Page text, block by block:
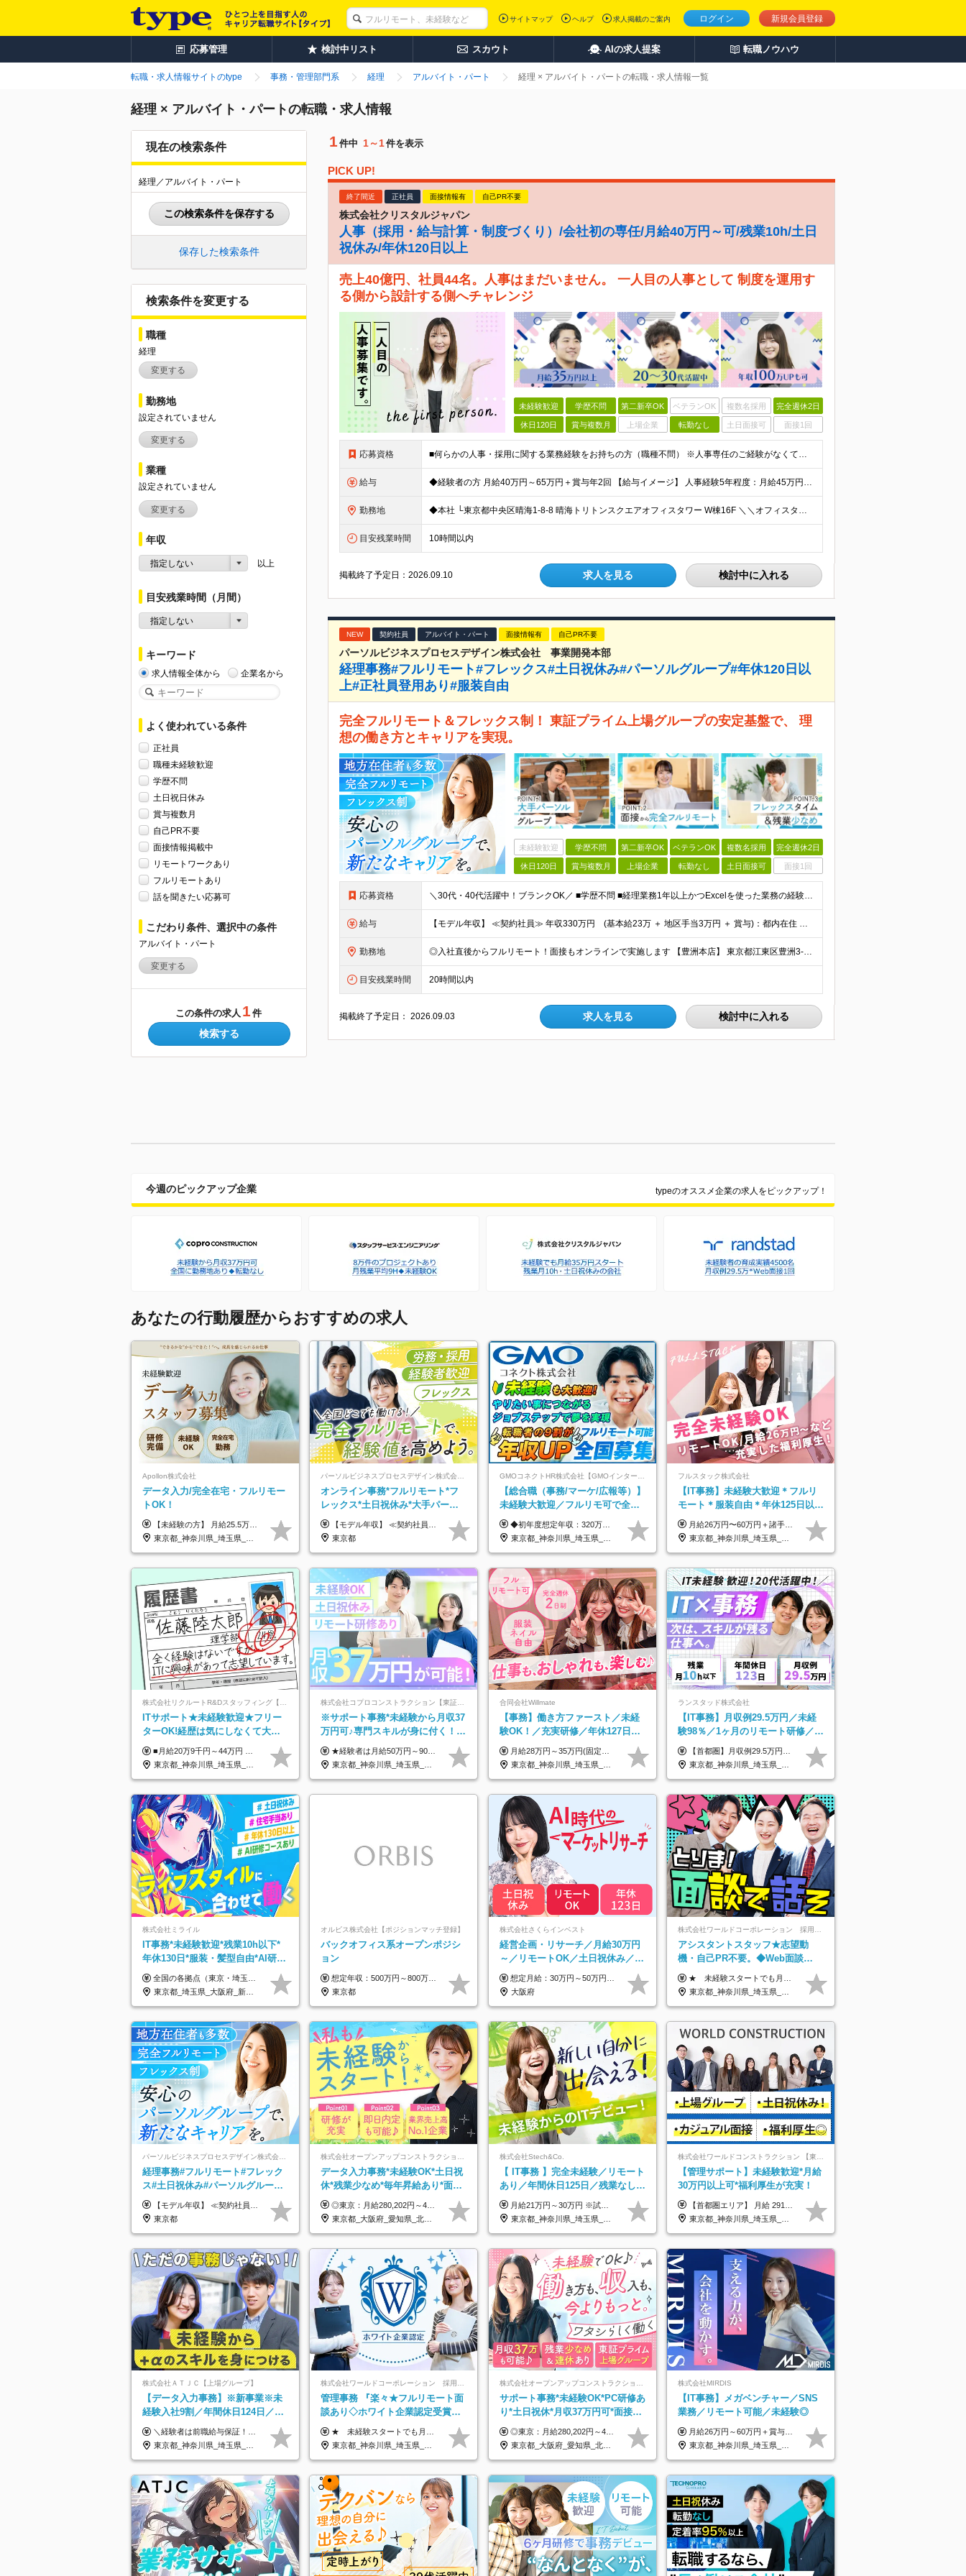
ログイン 新規会員登録
サイトマップ ヘルプ 求人掲載のご案内
応募管理 検討中リスト スカウト AIの求人提案 転職ノウハウ
転職・求人情報サイトのtype 事務・管理部門系 経理 アルバイト・パート 経理 × アルバイト・パートの転職・求人情報一覧
経理 × アルバイト・パートの転職・求人情報
現在の検索条件
経理／アルバイト・パート
この検索条件を保存する
保存した検索条件
検索条件を変更する
職種
経理
変更する
勤務地
設定されていません
変更する
業種
設定されていません
変更する
年収
指定しない 以上
目安残業時間（月間）
指定しない
キーワード
求人情報全体から 企業名から
よく使われている条件
正社員
職種未経験歓迎
学歴不問
土日祝日休み
賞与複数月
自己PR不要
面接情報掲載中
リモートワークあり
フルリモートあり
話を聞きたい応募可
こだわり条件、選択中の条件
アルバイト・パート
変更する
この条件の求人 1 件
検索する
1 件中 1～1件を表示
PICK UP!
終了間近 正社員 面接情報有 自己PR不要
株式会社クリスタルジャパン
人事（採用・給与計算・制度づくり）/会社初の専任/月給40万円～可/残業10h/土日
祝休み/年休120日以上
売上40億円、社員44名。人事はまだいません。 一人目の人事として 制度を運用す
る側から設計する側へチャレンジ
未経験歓迎 学歴不問 第二新卒OK ベテランOK 複数名採用 完全週休2日
休日120日 賞与複数月 上場企業 転勤なし 土日面接可 面接1回
応募資格 ■何らかの人事・採用に関する業務経験をお持ちの方（職種不問） ※人事専任のご経験がなくても構いません。 総務や経理と兼務などで採用や労務に携わっていたという方も歓迎します ■学歴不問 ＜こんな方
給与 ◆経験者の方 月給40万円～65万円＋賞与年2回 【給与イメージ】 人事経験5年程度：月給45万円～ ◆未経験の方 月給35万円～65万円＋賞与年2回 ※経験・スキルを考慮のうえ、優遇いたします
勤務地 ◆本社 └東京都中央区晴海1-8-8 晴海トリトンスクエアオフィスタワー W棟16F ＼＼オフィスタワー内には商業施設が多数併設／／ カフェやレストラン、コンビニやスーパー、 100円ショップなど様
目安残業時間 10時間以内
掲載終了予定日：2026.09.10 求人を見る 検討中に入れる
NEW 契約社員 アルバイト・パート 面接情報有 自己PR不要
パーソルビジネスプロセスデザイン株式会社 事業開発本部
経理事務#フルリモート#フレックス#土日祝休み#パーソルグループ#年休120日以
上#正社員登用あり#服装自由
完全フルリモート＆フレックス制！ 東証プライム上場グループの安定基盤で、 理
想の働き方とキャリアを実現。
未経験歓迎 学歴不問 第二新卒OK ベテランOK 複数名採用 完全週休2日
休日120日 賞与複数月 上場企業 転勤なし 土日面接可 面接1回
応募資格 ＼30代・40代活躍中！ブランクOK／ ■学歴不問 ■経理業務1年以上かつExcelを使った業務の経験がある方 ■安定した通信環境（通信速度が10Mbps以上）をお持ちの方 ＼こんな方にピッタリ／
給与 【モデル年収】 ≪契約社員≫ 年収330万円 (基本給23万 ＋ 地区手当3万円 ＋ 賞与)：都内在住 年収264万円 (基本給21万 ＋ 賞与)：静岡県在住 --------------- ●月給
勤務地 ◎入社直後からフルリモート！面接もオンラインで実施します 【豊洲本店】 東京都江東区豊洲3-2-20 豊洲フロント 7F ※(変更の範囲)上記を除く当社関連勤務地
目安残業時間 20時間以内
掲載終了予定日：2026.09.03 求人を見る 検討中に入れる
今週のピックアップ企業 typeのオススメ企業の求人をピックアップ！
あなたの行動履歴からおすすめの求人
Apollon株式会社
データ入力/完全在宅・フルリモー
トOK！
【未経験の方】 月給25.5万円以上＋各種手当 【事務経験3年以上の方】 月給28万円以上＋各種手当 ※経験・スキル・年齢を考慮の上、決定します ※試用期間：3ヶ月(雇用形態は正社員、給与・待遇に変更はありません) ※残業代は全額別途支給 ※昇給：年1回（査定あり） ※賞与：年3回（業績に応じて支給） ＼努力がしっかり評価される環境です！／ 「どんなスキルを身につければ昇給できるか」が明確だから、 着実に成長しながら収入アップを目指せます。
東京都_神奈川県_埼玉県_千葉県_大阪府_愛知県_北海道_青森県_岩手県_宮城県_秋田県_山形県_福島県_茨城県_栃木県_群馬県_新潟県_山梨県_長野県_富山県_石川県_福井県_静岡県_岐阜県_三重県_兵庫県_京都府_滋賀県_奈良県_和歌山県_広島県_岡山県_鳥取県_島根県_山口県_徳島県_香川県_愛媛県_高知県_福岡県_熊本県_佐賀県_長崎県_大分県_宮崎県_鹿児島県_沖縄県
オンライン事務*フルリモート*フ
レックス*土日祝休み*大手パーソ
ルグループ*オンライン面接*30～
40代活躍中
【モデル年収】 ≪契約社員≫ 年収330万円 (基本給23万 ＋ 地区手当3万円 ＋ 賞与)：都内在住 年収264万円 (基本給21万 ＋ 賞与)：静岡県在住 --------------- ●月給21万円～28万9900円＋賞与（年2回）＋各種手当 ●1年目想定給与：年収264万円～364万円 ●経験やスキルに応じて優遇します！ ※お住まいの地域により0～3万円の地区手当を支給しております ※試用期間中（3ヶ月間）の雇用形態および待遇に差異はありません ※残業代については選考時に詳細をご説明します ※通算契約期間の上限は5年となります ≪アルバイト≫ ●時給1,250円～2,300円 ●経験やスキルに応じて優遇します！ ●ご希望に応じ、扶養内での勤務も可能です！ ※試用期間中の雇用形態および待遇に差異はありません
東京都
【総合職（事務/マーケ/広報等）】
未経験大歓迎／フルリモ可で全国
募集！年収アップ多数★年休最大
130日★
◆初年度想定年収：320万円〜840万円 【関東／一都三県】月給24万円〜70万円 【関西・東海地方】月給23万円〜65万円 【その他の地方等】月給22万円〜60万円 ※ご経験・スキル・前職給与などを考慮の上決定いたします。 ◉固定残業代制（固定残業代10,000円含） 固定残業代は7時間分・時間超過分は追加支給 ≪月給例≫ ・月給54万円（29歳／入社3年目） ・月給38万円（26歳／入社2年目） ・月給28万円（24歳／入社1年目） ※試用期間は6ヶ月で、その間の雇用形態は契約社員です。そのほかの条件に変更はありません。
東京都_神奈川県_埼玉県_千葉県_大阪府_愛知県_北海道_青森県_岩手県_宮城県_秋田県_山形県_福島県_茨城県_栃木県_群馬県_新潟県_山梨県_長野県_富山県_石川県_福井県_静岡県_岐阜県_三重県_兵庫県_京都府_滋賀県_奈良県_和歌山県_広島県_岡山県_鳥取県_島根県_山口県_徳島県_香川県_愛媛県_高知県_福岡県_熊本県_佐賀県_長崎県_大分県_宮崎県_鹿児島県_沖縄県
フルスタック株式会社
【IT事務】未経験大歓迎＊フルリ
モート＊服装自由＊年休125日以上
＊残業なし＊月給26万円以上
月給26万円〜60万円＋諸手当＋インセンティブ（２種）＋賞与 ★Point 設立から9ヶ月で全社員2万円の昇給実績 ※成果はしっかりと還元いたします！ ★Point 100％年収UPでの待遇提示も可能！ ※経験者であれば、100％年収アップも実現可能です。 ※試用期間最大2ヶ月/月給22万円〜
東京都_神奈川県_埼玉県_千葉県_茨城県
株式会社リクルートR&Dスタッフィング【リクルートグループ】
ITサポート★未経験歓迎★フリー
ターOK!経歴は気にしなくて大丈
夫★超大手リクルートグループの
正社員/sg
■月給20万9千円～44万円 ※経験・能力・前給を考慮の上、決定いたします ※時間外手当100％支給 ※派遣就業先が変更となる場合には、就業規則、労使協定等に基づき賃金が変更となる可能性があります 「とにかく私生活重視」「残業があっても稼ぎたい」といった希望も配属の際に考慮します。 ＜手当＞ ■職務担当手当 ■通勤手当（上限月3万円） ■残業手当（全額支給） ■住宅手当（5割を会社負担／就業規則に定めるところによる） ■扶養手当 ■別居手当 ■資格試験受講料補助（資格ごとに社内規定により決定） ■資格取得奨励金 （資格により2万円～20万円の祝金支給） ◎一例 ・基本情報技術者（5万円） ・プロジェクトマネージャー試験（10万円） ・応用情報技術者試験（10万円） ・ITストラテジスト試験（10万円） ・エンベデッドシステムスペシャリスト試験（10万円） ・ディジタル技術検定（情報1級：10万円、制御1級：10万円、情報2級、制御2級：5万円 ・TOEIC（R）テスト（600～729点：5万円、 730～799点：10万円、800点以上：15万円） など
東京都_神奈川県_埼玉県_千葉県_大阪府_愛知県_青森県_岩手県_宮城県_秋田県_山形県_福島県_茨城県_栃木県_群馬県_山梨県_長野県_福井県_静岡県_岐阜県_三重県_兵庫県_京都府_滋賀県_奈良県_広島県_岡山県_山口県_香川県_福岡県_熊本県_佐賀県_長崎県_大分県_宮崎県_鹿児島県
株式会社コプロコンストラクション【東証プライム上場コプロ・ホールディングス子会社】
※サポート事務*未経験から月収37
万円可♪専門スキルが身に付く！
Web面接＆リモート研修も充実♪/a
★経験者は月給50万円～90万円 【首都圏】 月給30万1230円〜 ⇒基本22万7000円+地域6万4230円+皆勤1万円 【群馬/栃木/茨城】 月給28万1090円〜 ⇒基本23万4000円+地域3万7090円+皆勤1万円 【大阪/京都/兵庫】 月給30万130円〜 ⇒基本23万5000円+地域5万5130円+皆勤1万円 【静岡/愛知/岐阜/三重】 月給28万5840円〜 ⇒基本23万円+地域4万5840円+皆勤1万円 【北海道】 月給25万2960円〜 ⇒基本22万4000円+地域1万8960円+皆勤1万円 【福岡/佐賀/長崎/大分/熊本】 月給25万800円〜 ⇒基本21万8000円+地域2万2800円+皆勤1万円 【宮城/山形/福島】 月給25万580円〜 ⇒基本21万8000円+地域2万2580円+皆勤1万円 【広島/岡山/山口】 月給27万1090円〜 ⇒基本23万4000円+地域2万7090円+皆勤1万円 ※残業代は1分単位で全額支給（みなし残業制度なし） ※上記給与は最低支給額です。経験・能力に応じて決定致します ※試用期間1ヶ月、最大6ヶ月まで延長する可能性あり(条件変更なし) ※今期より新賃金体系へ移行しました。詳細は面接時にご説明します
東京都_神奈川県_埼玉県_大阪府_愛知県_北海道_宮城県_広島県_福岡県
合同会社Willmate
【事務】働き方ファースト／未経
験OK！／充実研修／年休127日～
／残業なし／平均20代／リモート
OK
月給28万円～35万円(固定残業代含む)+インセンティブ＋各種手当 ※経験・能力等を考慮の上、決定します。 ※残業はほとんどありませんが、発生した場合は時間外手当を100％支給します。 【固定残業代について】 なし（残業代は、実際の労働時間に応じて別途全額支給）
東京都_神奈川県_埼玉県_千葉県_大阪府_愛知県_北海道_青森県_岩手県_宮城県_秋田県_山形県_福島県_茨城県_栃木県_群馬県_新潟県_山梨県_長野県_富山県_石川県_福井県_静岡県_岐阜県_三重県_兵庫県_京都府_滋賀県_奈良県_和歌山県_広島県_岡山県_鳥取県_島根県_山口県_徳島県_香川県_愛媛県_高知県_福岡県_熊本県_佐賀県_長崎県_大分県_宮崎県_鹿児島県_沖縄県_海外
ランスタッド株式会社
【IT事務】月収例29.5万円／未経
験98％／1ヶ月のリモート研修／既
卒・第二新卒歓迎／年間休日123
日/OW
【首都圏】月収例29.5万円（月給26万円＋諸手当） 【東海・関西】月収例28.5万円（月給25万円＋諸手当） 【九州】月収例26万円（月給23万円＋諸手当） ※経験・スキル・前職給与を踏まえ、総合的に判断して決定します。 例：首都圏 月収例31万円（月給27万円＋諸手当） ◆各種手当 ・通勤手当（上限4万円まで） ・残業代手当（1分単位で全額支給） ※固定残業代制は採用しておりません ・資格取得支援 ◆昇給：年1回 ◆補足 ・研修中1ヶ月間は、時給1670円となります。 ・試用期間6ヶ月あり。その間の待遇に変更はありません。 ※詳細は面接時にご案内します。
東京都_神奈川県_埼玉県_千葉県_大阪府_愛知県_兵庫県_京都府_福岡県
株式会社ミライル
IT事務*未経験歓迎*残業10h以下*
年休130日*服装・髪型自由*AI研修
あり*住宅手当あり*転勤なし
全国の各拠点（東京・埼玉・新潟・福岡・大阪）で募集中！ 給与は以下の通り、勤務地により異なります。 新潟勤務の場合 201,000円〜201,000円（試用期間変更なし）＋賞与 東京・埼玉勤務の場合 225,000円〜250,000円（試用期間 220,000円）＋賞与 福岡勤務の場合 182,000円〜220,000円（試用期間182,000円）＋賞与 大阪勤務の場合 210,000円〜210,000円（試用期間変更なし）＋賞与 初年度想定年収：280～300万円 ※残業代は全額支給します（1分単位でお支払いします） ※試用期間6ヵ月。試用期間中でも条件変わらず。 ※土日祝含めた勤務可能な方は、土日手当10,000円（毎月）を別途支給。
東京都_埼玉県_大阪府_新潟県_福岡県
オルビス株式会社【ポジションマッチ登録】
バックオフィス系オープンポジシ
ョン
想定年収：500万円～800万円 ※ご経験やスキルに応じて決定します。 ※上記想定年収はあくまでも目安の金額であり、 選考を通じて上下する可能性があります。
東京都
株式会社さくらインベスト
経営企画・リサーチ／月給30万円
～／リモートOK／土日祝休み／生
成AIを活用できる方歓迎
想定月給：30万円～50万円程度＋各種手当＋賞与年2回 ※想定年収：400万円～600万円 ※経験・能力等考慮の上、規定により優遇 ※上記月給には固定残業代を含みます。固定残業代は、時間外労働の有無に関わらず月10時間分（月2.2万円（月収30万円の場合）～3.6万円（月収50万円の場合））を支給し、超過分は追加で支給します ※試用期間2ヶ月（待遇に差異なし） 【固定残業代について】 固定残業10時間分（22,000円～36,000円）を含む ※超過分は別途全額支給
大阪府
アシスタントスタッフ★志望動
機・自己PR不要。◆Web面談
OK◆完全週休2日◆年収700万円
可/p13
★ 未経験スタートでも月収40万円以上も目指せます！ ★ ★ 試用期間6か月あり／給与・待遇に変更なし ★ ＼パターン①orパターン②で給与形態の選択が可能／ ＜パターン①＞ 月給+交通費+（残業代は全額別途支給） 【首都圏・関東・北信越】 月給30.0万円以上 【関西】 月給27.5万円以上 【中部】 月給26.5万円以上 【東北】 月給24.5万円以上 【北海道】 月給24.0万円以上 【九州・中四国】 月給25.5万円以上 ＜パターン②＞ 月給（固定残業代20H含む）+交通費+賞与年2回+残業代 （※20H場合を超過した場合は全額別途支給） 【首都圏・関東・北信越】 月給25.0万円以上 【関 西・中部】 月給24.5万円以上 【東 北・北海道・九州・中四国】 月給23.5万円以上 ※上記給与には固定残業代（月20H分）を含みます 固定残業代は残業の有無に関わらず支給し、超過分は別途全額支給いたします ①②の給与形態はご本人様と相談の上、最終的に会社が決定いたします （内定時に通知） ■給与改定年1回 ■(※)賞与年2回（昨年度支給実績2回／頑張りを評価） (※)支給条件に規定あり
東京都_神奈川県_埼玉県_千葉県_大阪府_愛知県_北海道_青森県_岩手県_宮城県_秋田県_山形県_福島県_茨城県_栃木県_群馬県_新潟県_山梨県_長野県_富山県_石川県_福井県_静岡県_岐阜県_三重県_兵庫県_京都府_滋賀県_奈良県_和歌山県_広島県_岡山県_鳥取県_島根県_山口県_徳島県_香川県_愛媛県_高知県_福岡県_佐賀県_長崎県_大分県_宮崎県_鹿児島県_沖縄県
経理事務#フルリモート#フレック
ス#土日祝休み#パーソルグループ#
年休120日以上#正社員登用あり#
服装自由
【モデル年収】 ≪契約社員≫ 年収330万円 (基本給23万 ＋ 地区手当3万円 ＋ 賞与)：都内在住 年収264万円 (基本給21万 ＋ 賞与)：静岡県在住 --------------- ●月給21万円～28万9900円＋賞与（年2回）＋各種手当 ●1年目想定給与：年収264万円～364万円 ●経験やスキルに応じて優遇します！ ※お住まいの地域により0～3万円の地区手当を支給しております ※試用期間中（3ヶ月間）の雇用形態および待遇に差異はありません ※残業代については選考時に詳細をご説明します ※通算契約期間の上限は5年となります ≪アルバイト≫ ●時給1,250円～2,300円 ●経験やスキルに応じて優遇します！ ●ご希望に応じ、扶養内での勤務も可能です！ ※試用期間中の雇用形態および待遇に差異はありません
東京都
データ入力事務*未経験OK*土日祝
休*残業少なめ*毎年昇給あり*面接
1回*月収37万円可/o
◎東京：月給280,202円～402,430円 ◎大阪：月給269,824円～392,052円 ◎名古屋：月給285,967円～408,195円 ◎その他：月給265,212円～387,440円 ※試用期間3か月／待遇は研修期間中のみ変更あり （東京：23.9万円～、大阪：月給23.4万円～、名古屋：月給24.2万円～、その他：月給23.1万円～） ※固定残業代（配属後に支給）・一律手当を含む ※固定残業代は残業がない場合も支給し、超過分は別途支給する ※年齢、経験、能力を考慮し、支給額を決定します。
東京都_大阪府_愛知県_北海道_宮城県_新潟県_石川県_静岡県_広島県_福岡県_沖縄県
株式会社Stech&Co.
【 IT事務 】完全未経験／リモート
あり／年間休日125日／残業なし／
産休育休あり／服装・髪型自由／
毎年昇給
月給21万円～30万円 ※試用期間3ヶ月間の待遇に変動はありません。 ※みなし残業代(月20時間分29,725円～)を含む。（※超過分は追加支給）
東京都_神奈川県_埼玉県_千葉県_大阪府_愛知県_北海道_青森県_岩手県_宮城県_秋田県_山形県_福島県_茨城県_栃木県_群馬県_新潟県_山梨県_長野県_富山県_石川県_福井県_静岡県_岐阜県_三重県_兵庫県_京都府_滋賀県_奈良県_和歌山県_広島県_岡山県_鳥取県_島根県_山口県_徳島県_香川県_愛媛県_高知県_福岡県_熊本県_佐賀県_長崎県_大分県_宮崎県_鹿児島県_沖縄県
【管理サポート】未経験歓迎*月給
30万円以上可*福利厚生が充実！
【首都圏エリア】 月給 291,800円以上 ＋ 各種手当 【北関東エリア】 月給 264,260円以上 ＋ 各種手当 【関西・四国エリア】 月給 278,040円以上 ＋ 各種手当 【中部エリア】 月給 278,040円以上 ＋ 各種手当 【北海道・東北エリア】 月給 247,000円以上 ＋ 各種手当 【九州エリア】 月給 235,540円以上 ＋ 各種手当 【中国エリア】 月給 250,460 円以上 ＋ 各種手当 ※全て年齢・経験・能力などを考慮します。 ※試用期間3ヶ月あり。その間の待遇に変動はありません。 ※固定残業代（20時間分）を含む 首都圏／37,800円以上 北関東／34,260円以上 関西・四国／36,040円以上 中部／36,040円以上 北海道・東北／32,000円以上 九州／30,540円以上 中国／32,460円以上 ※超過分は全額支給 初年度の年収 400万円～900万円
東京都_神奈川県_埼玉県_千葉県_大阪府_愛知県_北海道_青森県_岩手県_宮城県_秋田県_山形県_福島県_茨城県_栃木県_群馬県_新潟県_山梨県_長野県_富山県_石川県_福井県_静岡県_岐阜県_三重県_兵庫県_京都府_滋賀県_奈良県_和歌山県_広島県_岡山県_鳥取県_島根県_山口県_徳島県_香川県_愛媛県_高知県_福岡県_熊本県_佐賀県_長崎県_大分県_宮崎県_鹿児島県_沖縄県
株式会社ＡＴＪＣ【上場グループ】
【データ入力事務】※新事業※未
経験入社9割／年間休日124日／月
残業13h／土日祝休み／給与改定
年2回
＼経験者は前職給与保証！／ 月給23万円～33万円＋各種手当 ☆給与改定年2回あり！ ※上記金額には固定残業代（31,081円～44,595円／20時間分）を含みます。 ※超過分は別途支給します。 ★試用期間：6ヶ月 未経験の場合、試用期間中は月給21万円（固定残業代12,353円／8時間分）となります。ただし、2026年7月1日以降は給与改定に伴い、試用期間の途中であっても、月給230,000円（固定残業代31,081円／20時間分）を適用します。 ※超過分は別途支給します。
東京都_神奈川県_埼玉県_千葉県
株式会社ワールドコーポレーション 採用事業部【上場グループ】
管理事務 『楽々★フルリモート面
談あり◇ホワイト企業認定受賞◇
完全週休2日◇賞与年2回 /p13
★ 未経験スタートでも月収40万円以上も目指せます！ ★ ★ 試用期間6か月あり／給与・待遇に変更なし ★ ＼パターン①orパターン②で給与形態の選択が可能／ ＜パターン①＞ 月給+交通費+（残業代は全額別途支給） 【首都圏・関東・北信越】 月給30.0万円以上 【関西】 月給27.5万円以上 【中部】 月給26.5万円以上 【東北】 月給24.5万円以上 【北海道】 月給24.0万円以上 【九州・中四国】 月給25.5万円以上 ＜パターン②＞ 月給（固定残業代20H含む）+交通費+賞与年2回+残業代 （※20H場合を超過した場合は全額別途支給） 【首都圏・関東・北信越】 月給25.0万円以上 【関 西・中部】 月給24.5万円以上 【東 北・北海道・九州・中四国】 月給23.5万円以上 ※上記給与には固定残業代（月20H分）を含みます 固定残業代は残業の有無に関わらず支給し、超過分は別途全額支給いたします ①②の給与形態はご本人様と相談の上、最終的に会社が決定いたします （内定時に通知） ■給与改定年1回 ■(※)賞与年2回（昨年度支給実績2回／頑張りを評価） (※)支給条件に規定あり
東京都_神奈川県_埼玉県_千葉県_大阪府_愛知県_北海道_青森県_岩手県_宮城県_秋田県_山形県_福島県_茨城県_栃木県_群馬県_新潟県_山梨県_長野県_富山県_石川県_福井県_静岡県_岐阜県_三重県_兵庫県_京都府_滋賀県_奈良県_和歌山県_広島県_岡山県_鳥取県_島根県_山口県_徳島県_香川県_愛媛県_高知県_福岡県_熊本県_佐賀県_長崎県_大分県_宮崎県_鹿児島県_沖縄県
株式会社オープンアップコンストラクション（東証プライム上場グループ）
サポート事務*未経験OK*PC研修あ
り*土日祝休*月収37万円可*面接1
回/o
◎東京：月給280,202円～402,430円 ◎大阪：月給269,824円～392,052円 ◎名古屋：月給285,967円～408,195円 ◎その他：月給265,212円～387,440円 ※試用期間3か月／待遇は研修期間中のみ変更あり （東京：23.9万円～、大阪：月給23.4万円～、名古屋：月給24.2万円～、その他：月給23.1万円～） ※固定残業代（配属後に支給）・一律手当を含む ※固定残業代は残業がない場合も支給し、超過分は別途支給する ※年齢、経験、能力を考慮し、支給額を決定します。
東京都_大阪府_愛知県_北海道_宮城県_新潟県_石川県_静岡県_広島県_福岡県_沖縄県
株式会社MIRDIS
【IT事務】メガベンチャー／SNS
業務／リモート可能／未経験◎
月給26万円～60万円＋賞与1回＋各種手当 ★Point：経験者の方は100％年収UPでの待遇提示も可能！ ※試用期間6カ月 ※期間中は月給20万円以上～スタート ※期間中は契約社員
東京都_神奈川県_埼玉県_千葉県